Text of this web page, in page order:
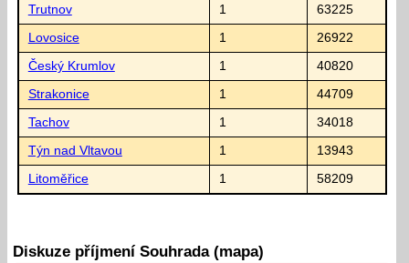
Trutnov 1 63225
Lovosice 1 26922
Český Krumlov 1 40820
Strakonice 1 44709
Tachov 1 34018
Týn nad Vltavou 1 13943
Litoměřice 1 58209
Diskuze příjmení Souhrada (mapa)